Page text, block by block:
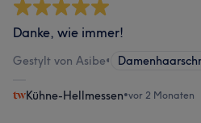
Danke, wie immer!
Gestylt von Asibe•
Kühne-Hellmessen•vor 2 Monaten